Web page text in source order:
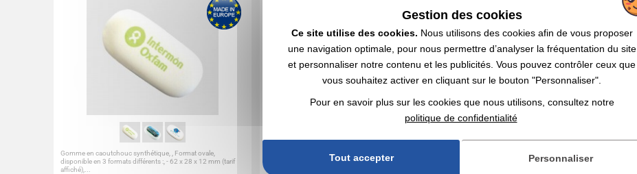
Gomme en caoutchouc synthétique, , Format ovale,
disponible en 3 formats différents :, - 62 x 28 x 12 mm (tarif
affiché),...
Tapis de souris en polyester avec base antidérapante en
caoutchouc. Idéal pour impression quadri en sublimation.
pagesCorps en acier inoxydable, 0,25 mm, 14 x 29 mm,
Gestion des cookies
Ce site utilise des cookies. Nous utilisons des cookies afin de vous proposer
une navigation optimale, pour nous permettre d’analyser la fréquentation du site
et personnaliser notre contenu et les publicités. Vous pouvez contrôler ceux que
vous souhaitez activer en cliquant sur le bouton "Personnaliser".
Pour en savoir plus sur les cookies que nous utilisons, consultez notre
politique de confidentialité
Tout accepter Personnaliser